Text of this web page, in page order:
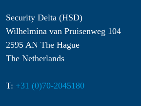
Security Delta (HSD)
Wilhelmina van Pruisenweg 104
2595 AN The Hague
The Netherlands
T: +31 (0)70-2045180